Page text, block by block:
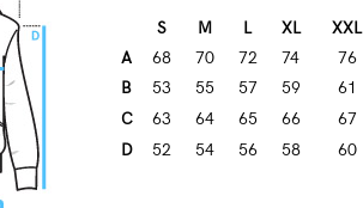
S M L XL
XXL
A
68 70 72 74
76
B
53 55 57 59
61
C
63 64 65 66
67
D
52 54 56 58 60